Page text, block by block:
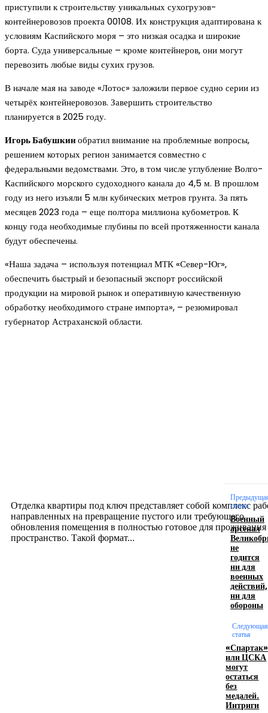
приступили к строительству уникальных сухогрузов-
контейнеровозов проекта 00108. Их конструкция адаптирована к
условиям Каспийского моря – это низкая осадка и широкие
борта. Суда универсальные – кроме контейнеров, они могут
перевозить любые виды сухих грузов.
В начале мая на заводе «Лотос» заложили первое судно серии из
четырёх контейнеровозов. Завершить строительство
планируется в 2025 году.
Игорь Бабушкинобратил внимание на проблемные вопросы,
решением которых регион занимается совместно с
федеральными ведомствами. Это, в том числе углубление Волго-
Каспийского морского судоходного канала до 4,5 м. В прошлом
году из него изъяли 5 млн кубических метров грунта. За пять
месяцев 2023 года – еще полтора миллиона кубометров. К
концу года необходимые глубины по всей протяженности канала
будут обеспечены.
«Наша задача – используя потенциал МТК «Север-Юг»,
обеспечить быстрый и безопасный экспорт российской
продукции на мировой рынок и оперативную качественную
обработку необходимого стране импорта», – резюмировал
губернатор Астраханской области.
Отделка квартиры под ключ представляет собой комплекс
направленных на превращение пустого или требующего
обновления помещения в полностью готовое для проживания
пространство. Такой формат...
логотипом: эффективный инструмент бренда
Девушка в бокале: легендарный номер бурлеска
статья
Военный
арсенал
не
годится
ни для
военных
действий,
ни для
обороны
Следующая
статья
«Спартак»
или ЦСКА
могут
остаться
без
медалей.
Интриги